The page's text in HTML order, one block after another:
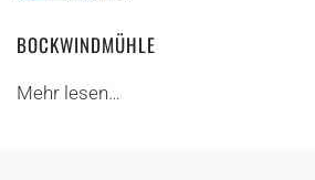
BOCKWINDMÜHLE
Mehr lesen…